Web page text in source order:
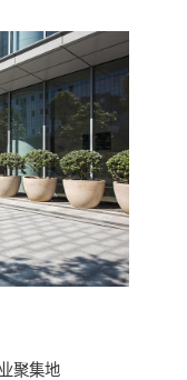
聚集地